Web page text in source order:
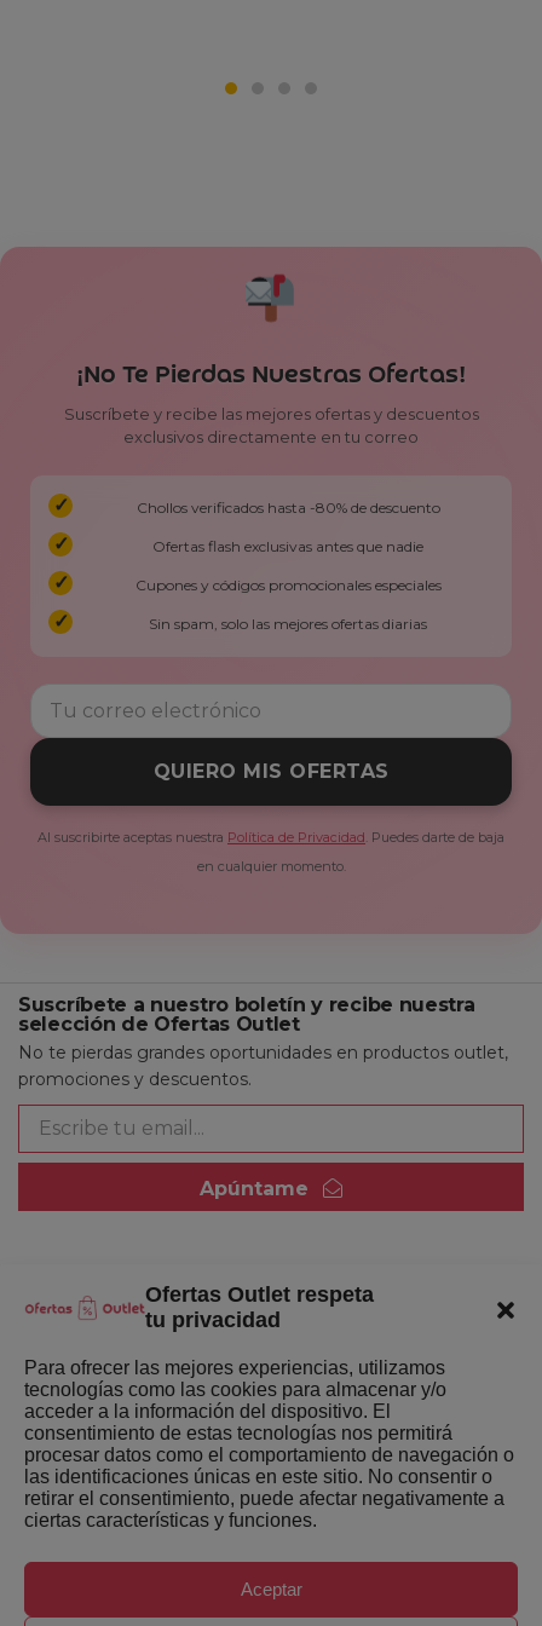
Ofertas Outlet respeta
tu privacidad
Para ofrecer las mejores experiencias, utilizamos
tecnologías como las cookies para almacenar y/o
acceder a la información del dispositivo. El
consentimiento de estas tecnologías nos permitirá
procesar datos como el comportamiento de navegación o
las identificaciones únicas en este sitio. No consentir o
retirar el consentimiento, puede afectar negativamente a
ciertas características y funciones.
Aceptar
¡No Te Pierdas Nuestras Ofertas!
Suscríbete y recibe las mejores ofertas y descuentos
exclusivos directamente en tu correo
Chollos verificados hasta -80% de descuento
Ofertas flash exclusivas antes que nadie
Cupones y códigos promocionales especiales
Sin spam, solo las mejores ofertas diarias
QUIERO MIS OFERTAS
Al suscribirte aceptas nuestra Política de Privacidad . Puedes darte de baja
en cualquier momento.
Suscríbete a nuestro boletín y recibe nuestra
selección de Ofertas Outlet
No te pierdas grandes oportunidades en productos outlet,
promociones y descuentos.
Apúntame
Quienes somos
Últimas Novedades
Mejores ofertas de la semana